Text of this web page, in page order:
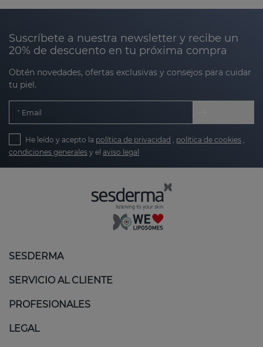
Suscríbete a nuestra newsletter y recibe un
20% de descuento en tu próxima compra
Obtén novedades, ofertas exclusivas y consejos para cuidar
tu piel.
Email
He leído y acepto la política de privacidad política de cookies
condiciones generales y el aviso legal
SESDERMA
SERVICIO AL CLIENTE
PROFESIONALES
LEGAL